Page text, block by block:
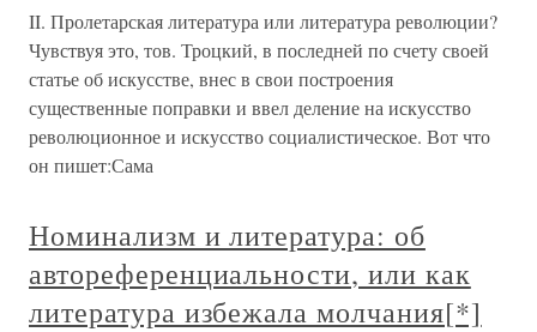
II. Пролетарская литература или литература революции?
Чувствуя это, тов. Троцкий, в последней по счету своей
статье об искусстве, внес в свои построения
существенные поправки и ввел деление на искусство
революционное и искусство социалистическое. Вот что
он пишет:Сама
Номинализм и литература: об
автореференциальности, или как
литература избежала молчания[*]